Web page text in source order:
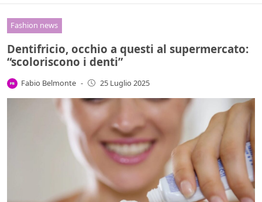
Fashion news
Dentifricio, occhio a questi al supermercato:
“scoloriscono i denti”
Fabio Belmonte - 25 Luglio 2025